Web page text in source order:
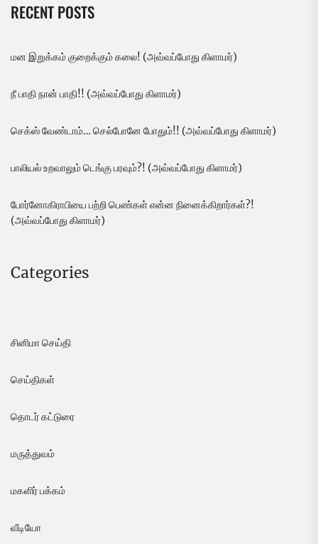
RECENT POSTS
மன இறுக்கம் குறைக்கும் கலை! (அவ்வப்போது கிளாமர்)
நீ பாதி நான் பாதி!! (அவ்வப்போது கிளாமர்)
செக்ஸ் வேண்டாம்… செல்போனே போதும்!! (அவ்வப்போது கிளாமர்)
பாலியல் உறவாலும் டெங்கு பரவும்?! (அவ்வப்போது கிளாமர்)
போர்னோகிராபியை பற்றி பெண்கள் என்ன நினைக்கிறார்கள்?!
(அவ்வப்போது கிளாமர்)
Categories
சினிமா செய்தி
செய்திகள்
தொடர் கட்டுரை
மருத்துவம்
மகளிர் பக்கம்
வீடியோ